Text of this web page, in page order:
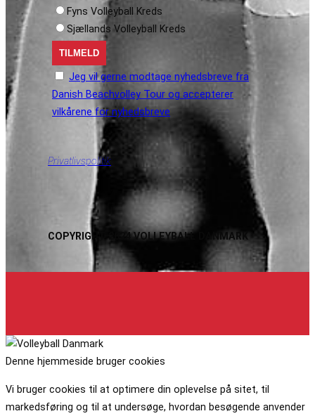
Fyns Volleyball Kreds
Sjællands Volleyball Kreds
Jeg vil gerne modtage nyhedsbreve fra
Danish Beachvolley Tour og accepterer
vilkårene for nyhedsbreve
Privatlivspolitik
COPYRIGHT 2024 VOLLEYBALL DANMARK
Denne hjemmeside bruger cookies
Vi bruger cookies til at optimere din oplevelse på sitet, til
markedsføring og til at undersøge, hvordan besøgende anvender